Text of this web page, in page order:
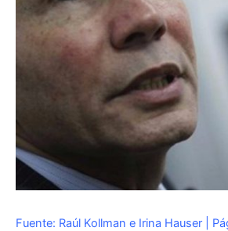
Fuente: Raúl Kollman e Irina Hauser |